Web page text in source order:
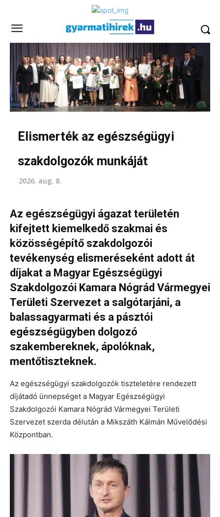
Elismerték az egészségügyi
szakdolgozók munkáját
2026. aug. 8.
Az egészségügyi ágazat területén
kifejtett kiemelkedő szakmai és
közösségépítő szakdolgozói
tevékenység elismeréseként adott át
díjakat a Magyar Egészségügyi
Szakdolgozói Kamara Nógrád Vármegyei
Területi Szervezet a salgótarjáni, a
balassagyarmati és a pásztói
egészségügyben dolgozó
szakembereknek, ápolóknak,
mentőtiszteknek.
Az egészségügyi szakdolgozók tiszteletére rendezett
díjátadó ünnepséget a Magyar Egészségügyi
Szakdolgozói Kamara Nógrád Vármegyei Területi
Szervezet szerda délután a Mikszáth Kálmán Művelődési
Központban.